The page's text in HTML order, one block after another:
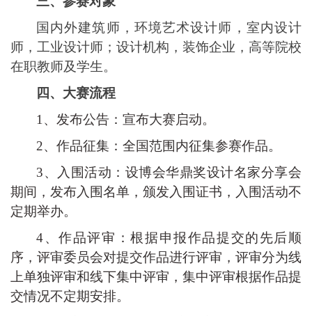
国内外建筑师，环境艺术设计师，室内设计
师，工业设计师； 设计机构，装饰企业，高等院校
在职教师及学生。
四、大赛流程
1、发布公告：宣布大赛启动。
2、作品征集：全国范围内征集参赛作品。
3、入围活动：设博会华鼎奖设计名家分享会
期间，发布入围名单，颁发入围证书，入围活动不
定期举办。
4、作品评审：根据申报作品提交的先后顺
序，评审委员会对提交作品进行评审，评审分为线
上单独评审和线下集中评审，集中评审根据作品提
交情况不定期安排。